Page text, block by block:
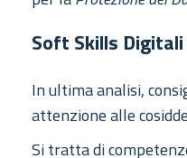
Soft Skills Digitali
In ultima analisi,
attenzione alle
Si tratta di